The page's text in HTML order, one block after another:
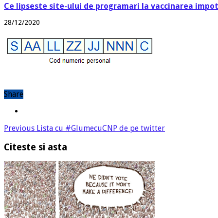
Ce lipseste site-ului de programari la vaccinarea
28/12/2020
Share
Previous Lista cu #GlumecuCNP de pe twitter
Citeste si asta